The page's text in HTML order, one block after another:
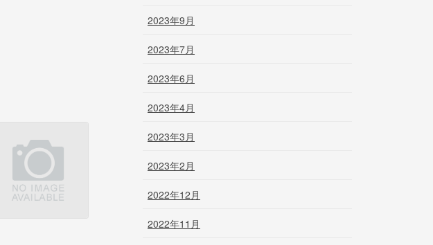
2023年9月
2023年7月
2023年6月
2023年4月
2023年3月
2023年2月
2022年12月
2022年11月